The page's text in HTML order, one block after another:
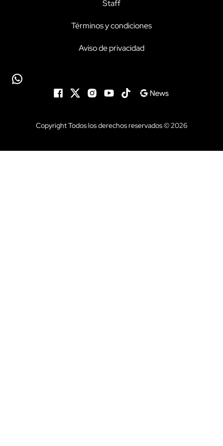
Staff
Términos y condiciones
Aviso de privacidad
Copyright Todos los derechos reservados © 2026